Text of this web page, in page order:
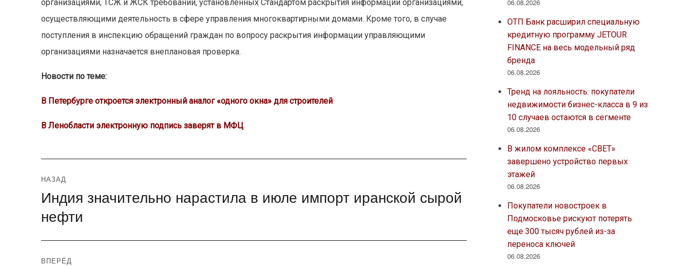
организациями, ТСЖ и ЖСК требований, установленных Стандартом раскрытия информации организациями,
осуществляющими деятельность в сфере управления многоквартирными домами. Кроме того, в случае
поступления в инспекцию обращений граждан по вопросу раскрытия информации управляющими
организациями назначается внеплановая проверка.
Новости по теме:
В Петербурге откроется электронный аналог «одного окна» для строителей
В Ленобласти электронную подпись заверят в МФЦ
Навигация
по
записям
НАЗАД
Предыдущая
запись:
Индия значительно нарастила в июле импорт иранской сырой
нефти
ВПЕРЁД
06.08.2026
ОТП Банк расширил специальную
кредитную программу JETOUR
FINANCE на весь модельный ряд
бренда
06.08.2026
Тренд на лояльность: покупатели
недвижимости бизнес-класса в 9 из
10 случаев остаются в сегменте
06.08.2026
В жилом комплексе «СВЕТ»
завершено устройство первых
этажей
06.08.2026
Покупатели новостроек в
Подмосковье рискуют потерять
еще 300 тысяч рублей из-за
переноса ключей
06.08.2026